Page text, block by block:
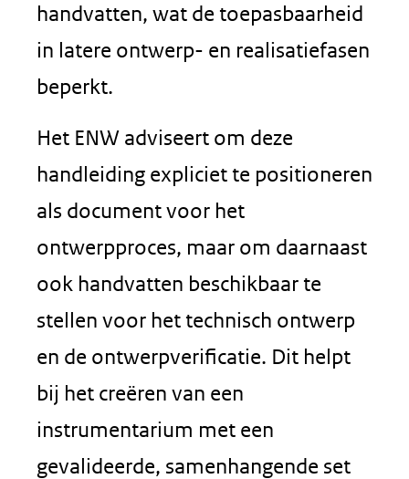
handvatten, wat de toepasbaarheid
in latere ontwerp- en realisatiefasen
beperkt.
Het ENW adviseert om deze
handleiding expliciet te positioneren
als document voor het
ontwerpproces, maar om daarnaast
ook handvatten beschikbaar te
stellen voor het technisch ontwerp
en de ontwerpverificatie. Dit helpt
bij het creëren van een
instrumentarium met een
gevalideerde, samenhangende set